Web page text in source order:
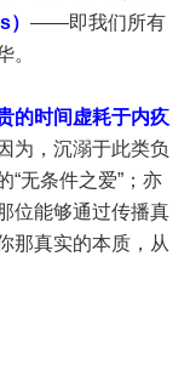
——即我们所有
。
的时间虚耗于内疚
，沉溺于此类负
“无条件之爱”；亦
位能够通过传播真
那真实的本质，从